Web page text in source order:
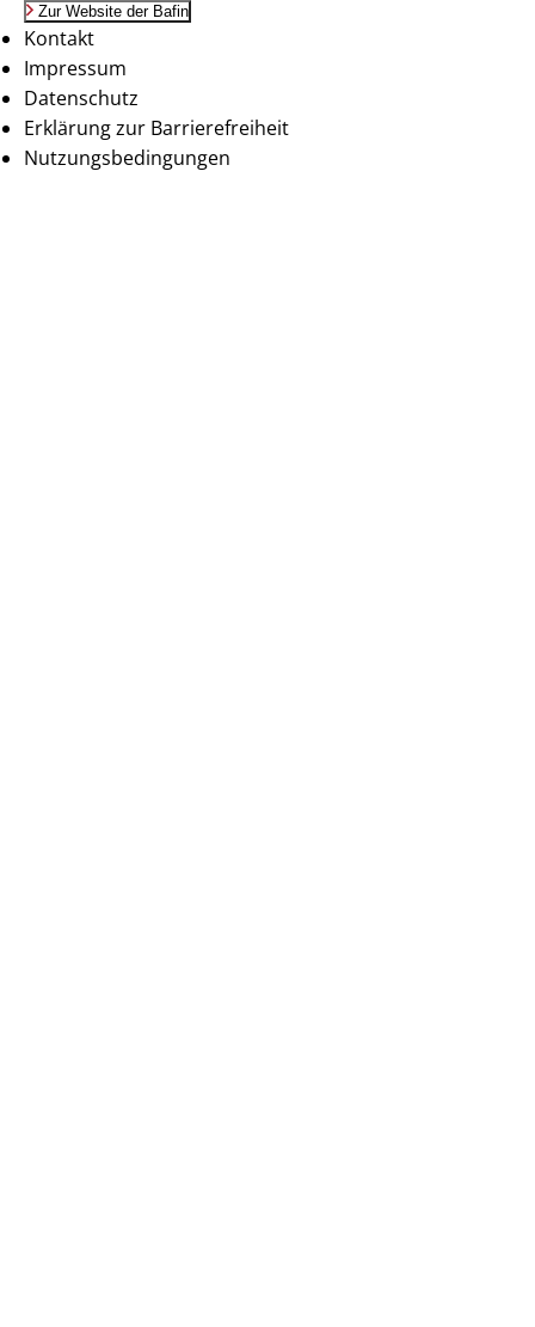
Zur Website der Bafin
Kontakt
Impressum
Datenschutz
Erklärung zur Barrierefreiheit
Nutzungsbedingungen